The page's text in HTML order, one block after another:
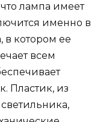
лампа имеет
именно в
в котором ее
всем
Пластик, из